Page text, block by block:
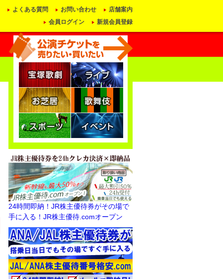
よくある質問 お問い合わせ
店舗案内
会員ログイン
新規会員登録
24時間即納！JR株主優待券がその場で
手に入る！JR株主優待.comオープン